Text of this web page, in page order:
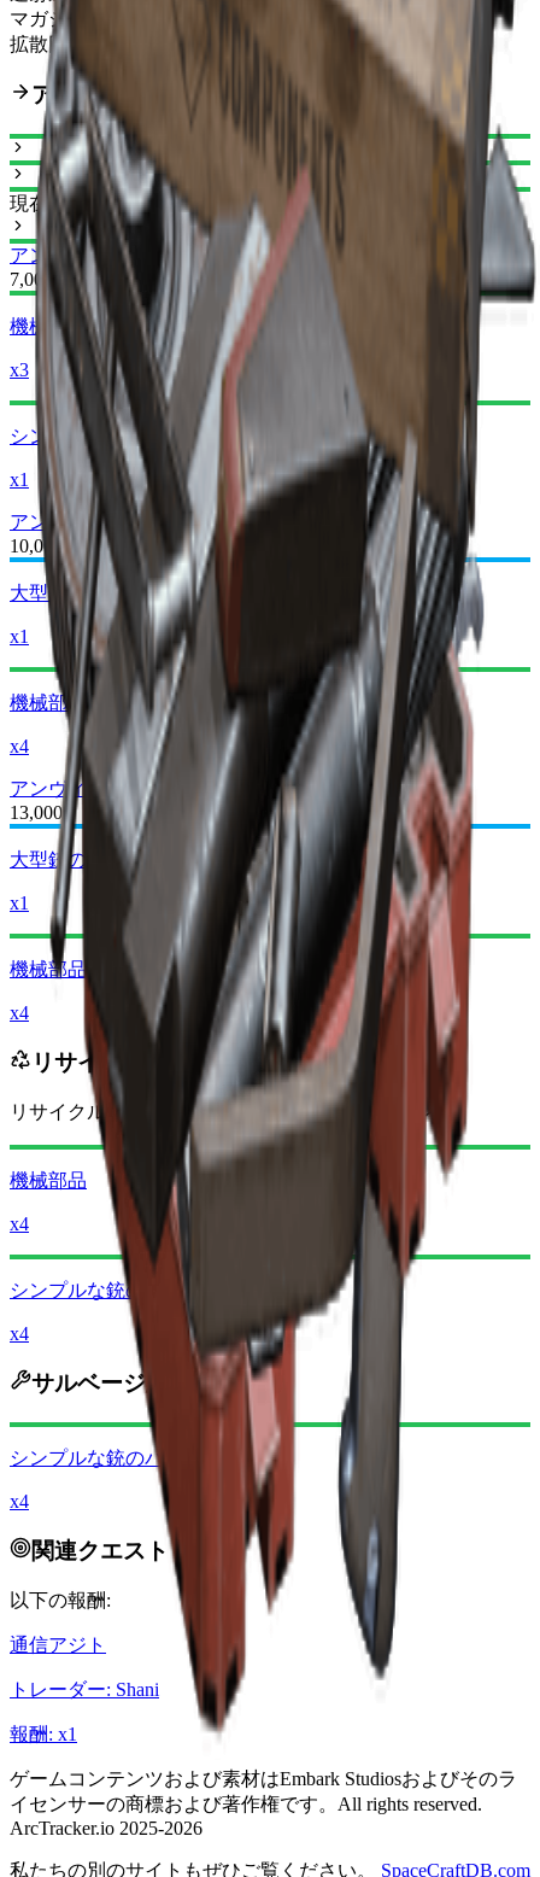
マガジンサイズ
拡散回復時間短縮
12.5%
アップグレードパス
現在
アンヴィル I
アンヴィル II
7,000
機械部品
x3
シンプルな銃のパーツ
x1
アンヴィル II
アンヴィル III
10,000
大型銃のパーツ
x1
機械部品
x4
アンヴィル III
アンヴィル IV
13,000
大型銃のパーツ
x1
機械部品
x4
リサイクル結果
リサイクル時の獲得量 レイダーコイン
機械部品
x4
シンプルな銃のパーツ
x4
サルベージ結果
シンプルな銃のパーツ
x4
関連クエスト
以下の報酬:
通信アジト
トレーダー: Shani
報酬: x1
ゲームコンテンツおよび素材はEmbark Studiosおよびそのラ
イセンサーの商標および著作権です。All rights reserved.
ArcTracker.io 2025-2026
私たちの別のサイトもぜひご覧ください。 SpaceCraftDB.com